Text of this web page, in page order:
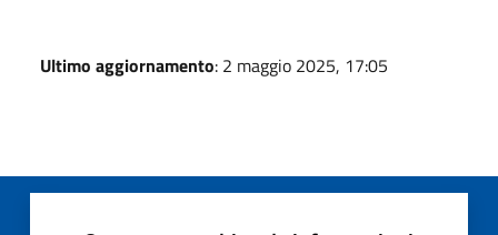
Ultimo aggiornamento: 2 maggio 2025, 17:05